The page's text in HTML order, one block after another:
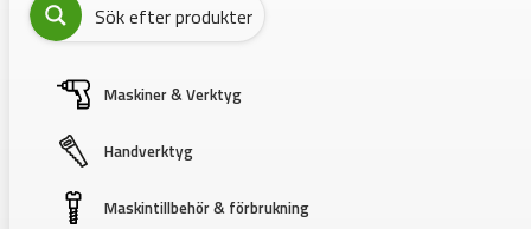
Maskiner & Verktyg
Handverktyg
Maskintillbehör & förbrukning